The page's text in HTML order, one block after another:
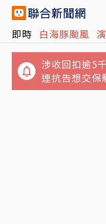
即時 白海豚颱風
涉收回扣逾5
連抗告想交保